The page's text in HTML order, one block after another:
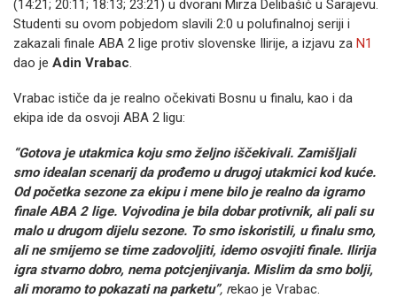
(14:21; 20:11; 18:13; 23:21) u dvorani Mirza Delibašić u Sarajevu.
Studenti su ovom pobjedom slavili 2:0 u polufinalnoj seriji i
zakazali finale ABA 2 lige protiv slovenske Ilirije, a izjavu za N1
dao je Adin Vrabac.
Vrabac ističe da je realno očekivati Bosnu u finalu, kao i da
ekipa ide da osvoji ABA 2 ligu:
“Gotova je utakmica koju smo željno iščekivali. Zamišljali
smo idealan scenarij da prođemo u drugoj utakmici kod kuće.
Od početka sezone za ekipu i mene bilo je realno da igramo
finale ABA 2 lige. Vojvodina je bila dobar protivnik, ali pali su
malo u drugom dijelu sezone. To smo iskoristili, u finalu smo,
ali ne smijemo se time zadovoljiti, idemo osvojiti finale. Ilirija
igra stvarno dobro, nema potcjenjivanja. Mislim da smo bolji,
ali moramo to pokazati na parketu”, rekao je Vrabac.